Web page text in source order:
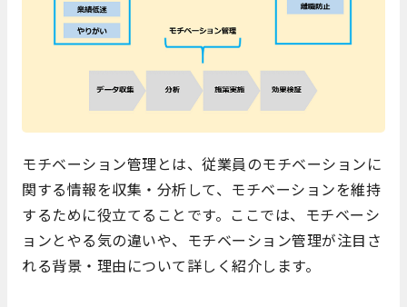
モチベーション管理とは、従業員のモチベーションに
関する情報を収集・分析して、モチベーションを維持
するために役立てることです。ここでは、モチベーシ
ョンとやる気の違いや、モチベーション管理が注目さ
れる背景・理由について詳しく紹介します。